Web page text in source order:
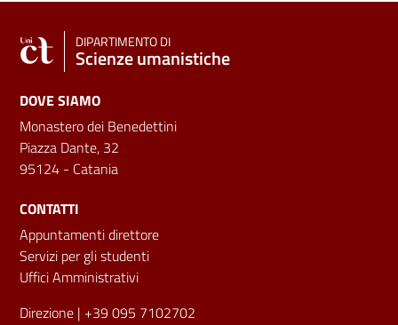
DIPARTIMENTO DI
Scienze umanistiche
DOVE SIAMO
Monastero dei Benedettini
Piazza Dante, 32
95124 - Catania
CONTATTI
Appuntamenti direttore
Servizi per gli studenti
Uffici Amministrativi
Direzione | +39 095 7102702